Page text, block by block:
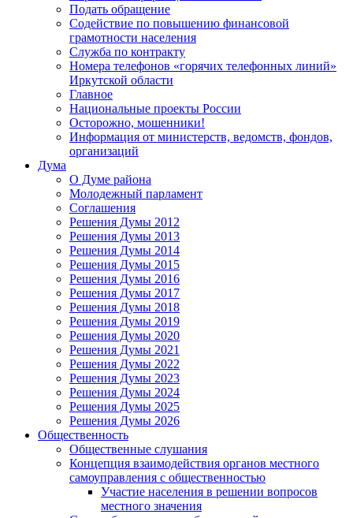
Подать обращение
Содействие по повышению финансовой
грамотности населения
Служба по контракту
Номера телефонов «горячих телефонных линий»
Иркутской области
Главное
Национальные проекты России
Осторожно, мошенники!
Информация от министерств, ведомств, фондов,
организаций
Дума
О Думе района
Молодежный парламент
Соглашения
Решения Думы 2012
Решения Думы 2013
Решения Думы 2014
Решения Думы 2015
Решения Думы 2016
Решения Думы 2017
Решения Думы 2018
Решения Думы 2019
Решения Думы 2020
Решения Думы 2021
Решения Думы 2022
Решения Думы 2023
Решения Думы 2024
Решения Думы 2025
Решения Думы 2026
Общественность
Общественные слушания
Концепция взаимодействия органов местного
самоуправления с общественностью
Участие населения в решении вопросов
местного значения